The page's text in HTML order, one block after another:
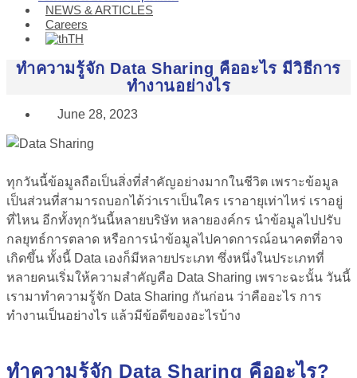
NEWS & ARTICLES
Careers
TH
ทำความรู้จัก Data Sharing คืออะไร มีวิธีการ
ทำงานอย่างไร
June 28, 2023
ทุกวันนี้ข้อมูลถือเป็นสิ่งที่สำคัญอย่างมากในชีวิต เพราะข้อมูล
เป็นส่วนที่สามารถบอกได้ว่าเราเป็นใคร เราอายุเท่าไหร่ เราอยู่
ที่ไหน อีกทั้งทุกวันนี้หลายบริษัท หลายองค์กร นำข้อมูลไปปรับ
กลยุทธ์การตลาด หรือการนำข้อมูลไปคาดการณ์อนาคตที่อาจ
เกิดขึ้น ทั้งนี้ Data เองก็มีหลายประเภท ซึ่งหนึ่งในประเภทที่
หลายคนเริ่มให้ความสำคัญคือ Data Sharing เพราะฉะนั้น วันนี้
เรามาทำความรู้จัก Data Sharing กันก่อน ว่าคืออะไร การ
ทำงานเป็นอย่างไร แล้วมีข้อดีของอะไรบ้าง
ทำความรู้จัก Data Sharing คืออะไร?